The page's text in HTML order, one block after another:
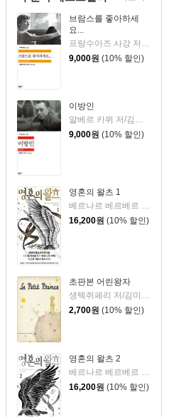
브람스를 좋아하세
요...
프랑수아즈 사강 저/김남주 역
9,000원 (10% 할인)
이방인
알베르 카뮈 저/김화영 역
9,000원 (10% 할인)
영혼의 왈츠 1
베르나르 베르베르 저/전미연 역
16,200원 (10% 할인)
초판본 어린왕자
생텍쥐페리 저/김미정 역
2,700원 (10% 할인)
영혼의 왈츠 2
16,200원 (10% 할인)